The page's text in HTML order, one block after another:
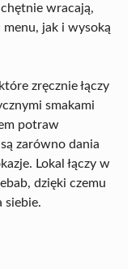
wracają,
jak i wysoką
zręcznie łączy
smakami
potraw
zarówno dania
Lokal łączy w
dzięki czemu
siebie.